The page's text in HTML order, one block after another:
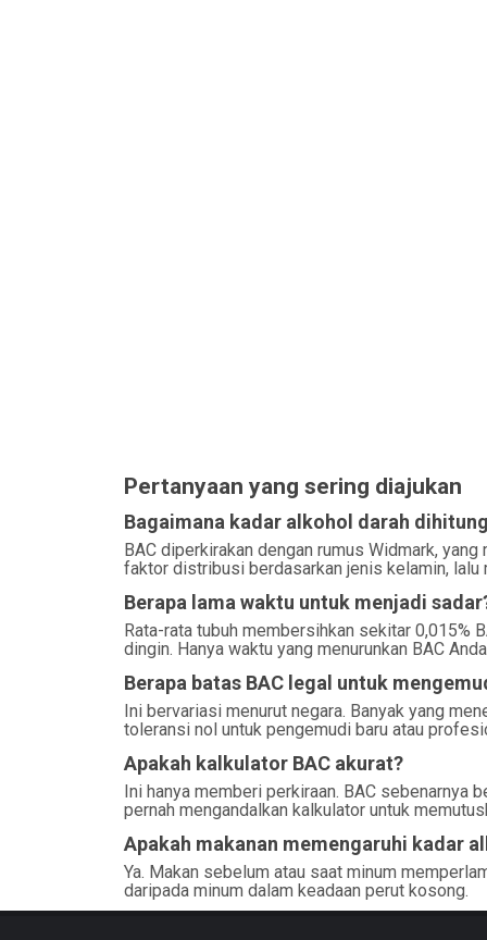
Pertanyaan yang sering diajukan
Bagaimana kadar alkohol darah
BAC diperkirakan dengan rumus Widmark,
faktor distribusi berdasarkan jenis kelamin,
Berapa lama waktu untuk menjadi
Rata-rata tubuh membersihkan sekitar 0,015%
dingin. Hanya waktu yang menurunkan BAC
Berapa batas BAC legal untuk
Ini bervariasi menurut negara. Banyak yang
toleransi nol untuk pengemudi baru atau
Apakah kalkulator BAC akurat?
Ini hanya memberi perkiraan. BAC sebenarnya
pernah mengandalkan kalkulator untuk
Apakah makanan memengaruhi kadar
Ya. Makan sebelum atau saat minum
daripada minum dalam keadaan perut kosong.